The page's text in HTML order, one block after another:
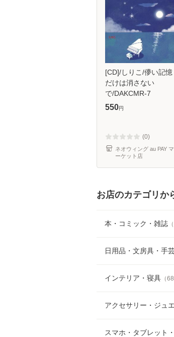
[CD]/しりこ/儚い記憶
だけは消さない
で/DAKCMR-7
550円
(0)
ネオウィング au PAY マ
ーケット店
お店のカテゴリか
本・コミック・雑誌 （
日用品・文房具・手
インテリア・寝具 （
アクセサリー・ジュ
スマホ・タブレット